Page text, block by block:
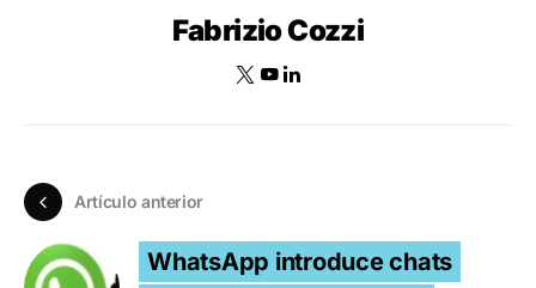
Fabrizio Cozzi
Artículo anterior
WhatsApp introduce chats